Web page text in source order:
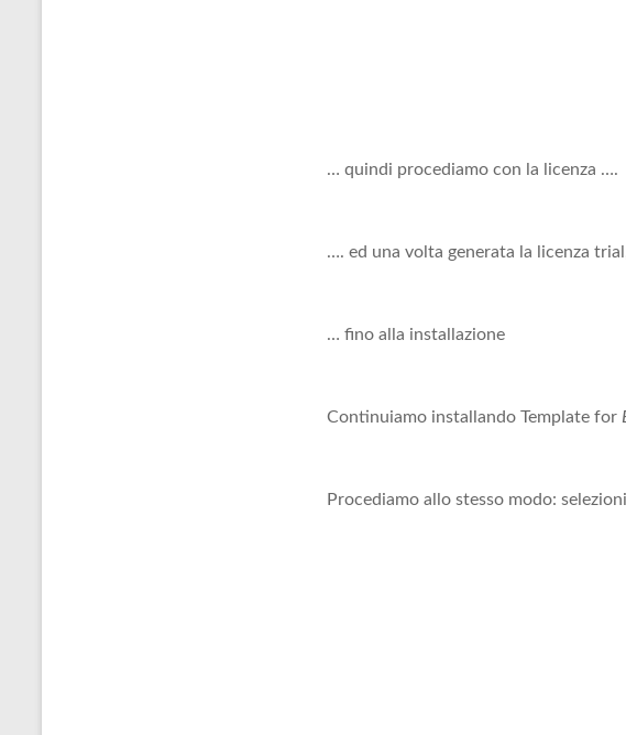
… quindi procediamo con la licenza ….
…. ed una volta generata la licenza
… fino alla installazione
Continuiamo installando Template for
Procediamo allo stesso modo: